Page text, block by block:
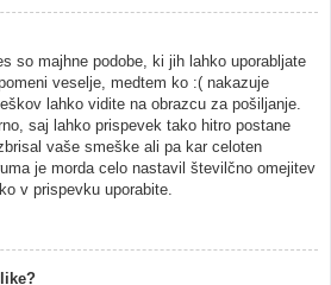
so majhne podobe, ki jih lahko uporabljate
veselje, medtem ko :( nakazuje
lahko vidite na obrazcu za pošiljanje.
saj lahko prispevek tako hitro postane
vaše smeške ali pa kar celoten
je morda celo nastavil številčno omejitev
v prispevku uporabite.